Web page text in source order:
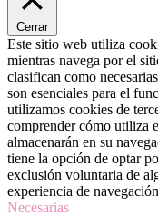
Cerrar
Este sitio web utiliza
mientras navega por el
clasifican como
son esenciales para el
utilizamos cookies de
comprender cómo utiliza
almacenarán en su
tiene la opción de optar
exclusión voluntaria de
experiencia de
Necesarias